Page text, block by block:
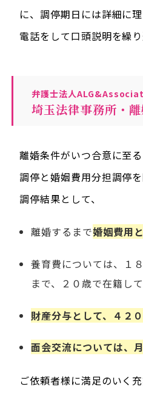
に、調停期日には詳細に
電話をして口頭説明を繰
弁護士法人
埼玉法律事務所・
離婚条件がいつ合意に至
調停と婚姻費用分担調停
調停結果として、
離婚するまで婚姻費用
養育費については、１
まで、２０歳で在籍し
財産分与として、４２
面会交流については、
ご依頼者様に満足のいく